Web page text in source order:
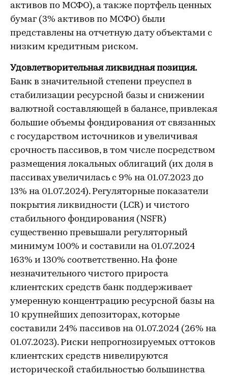
активов по МСФО), а также портфель ценных
бумаг (3% активов по МСФО) были
представлены на отчетную дату объектами с
низким кредитным риском.
Удовлетворительная ликвидная позиция.
Банк в значительной степени преуспел в
стабилизации ресурсной базы и снижении
валютной составляющей в балансе, привлекая
большие объемы фондирования от связанных
с государством источников и увеличивая
срочность пассивов, в том числе посредством
размещения локальных облигаций (их доля в
пассивах увеличилась с 9% на 01.07.2023 до
13% на 01.07.2024). Регуляторные показатели
покрытия ликвидности (LCR) и чистого
стабильного фондирования (NSFR)
существенно превышали регуляторный
минимум 100% и составили на 01.07.2024
163% и 130% соответственно. На фоне
незначительного чистого прироста
клиентских средств банк поддерживает
умеренную концентрацию ресурсной базы на
10 крупнейших депозиторах, которые
составили 24% пассивов на 01.07.2024 (26% на
01.07.2023). Риски непрогнозируемых оттоков
клиентских средств нивелируются
исторической стабильностью большинства